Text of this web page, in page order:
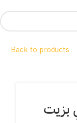
Back to products
بزيت